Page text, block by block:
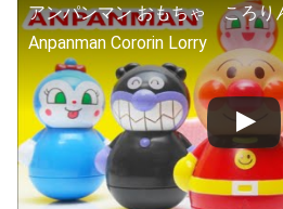
アンパンマン おもちゃ ころ
Anpanman Cororin Lorry